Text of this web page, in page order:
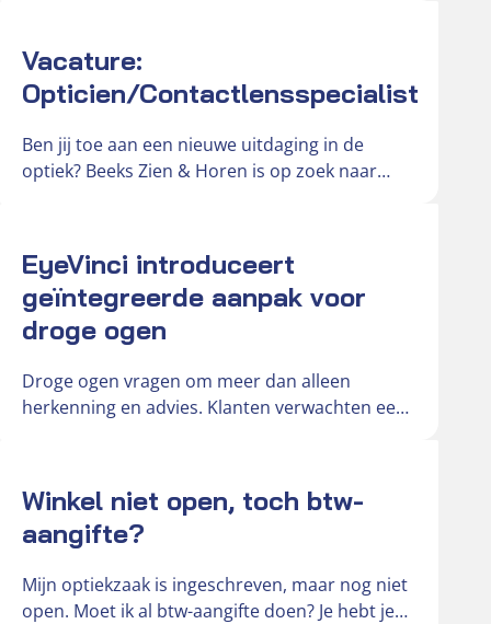
Vacature:
Opticien/Contactlensspecialist
Ben jij toe aan een nieuwe uitdaging in de
optiek? Beeks Zien & Horen is op zoek naar
EyeVinci introduceert
geïntegreerde aanpak voor
droge ogen
Droge ogen vragen om meer dan alleen
herkenning en advies. Klanten verwachten een
Winkel niet open, toch btw-
aangifte?
Mijn optiekzaak is ingeschreven, maar nog niet
open. Moet ik al btw-aangifte doen? Je hebt je